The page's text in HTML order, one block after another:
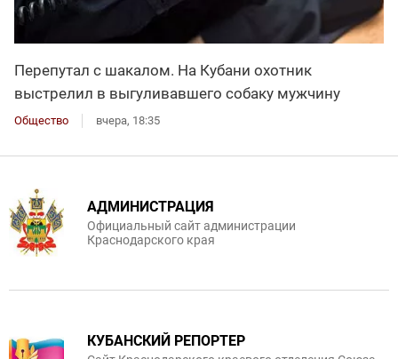
Перепутал с шакалом. На Кубани охотник
выстрелил в выгуливавшего собаку мужчину
Общество вчера, 18:35
АДМИНИСТРАЦИЯ
Официальный сайт администрации
Краснодарского края
КУБАНСКИЙ РЕПОРТЕР